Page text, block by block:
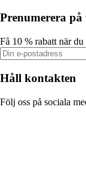
Prenumerera
Få 10 % rabatt när
Håll kontakten
Följ oss på sociala